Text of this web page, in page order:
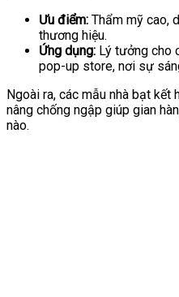
Ưu điểm: Thẩm mỹ cao,
thương hiệu.
Ứng dụng: Lý tưởng cho
pop-up store, nơi sự
Ngoài ra, các mẫu nhà bạt
nâng chống ngập giúp gian
nào.